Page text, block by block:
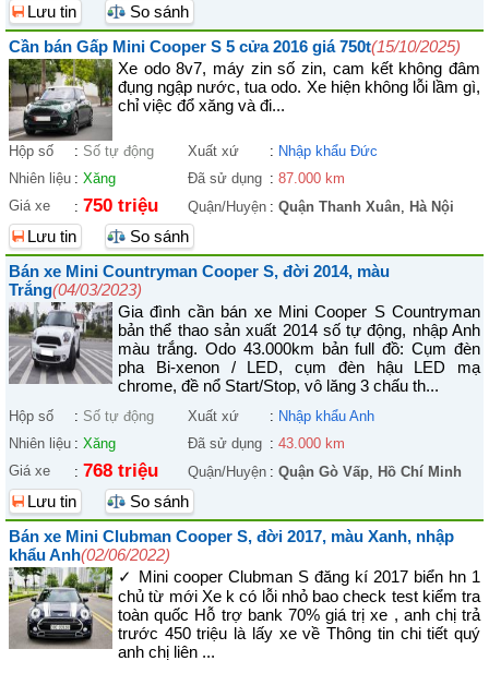
Lưu tin
So sánh
Cần bán Gấp Mini Cooper S 5 cửa 2016 giá 750t(15/10/2025)
Xe odo 8v7, máy zin số zin, cam kết không đâm
đụng ngập nước, tua odo. Xe hiện không lỗi lầm gì,
chỉ việc đổ xăng và đi...
Hộp số : Số tự động Xuất xứ : Nhập khẩu Đức
Nhiên liệu : Xăng Đã sử dụng : 87.000 km
Giá xe
: 750 triệu Quận/Huyện : Quận Thanh Xuân, Hà Nội
Lưu tin
So sánh
Bán xe Mini Countryman Cooper S, đời 2014, màu
Trắng(04/03/2023)
Gia đình cần bán xe Mini Cooper S Countryman
bản thể thao sản xuất 2014 số tự động, nhập Anh
màu trắng. Odo 43.000km bản full đồ: Cụm đèn
pha Bi-xenon / LED, cụm đèn hậu LED mạ
chrome, đề nổ Start/Stop, vô lăng 3 chấu th...
Hộp số : Số tự động Xuất xứ : Nhập khẩu Anh
Nhiên liệu : Xăng Đã sử dụng : 43.000 km
Giá xe
: 768 triệu Quận/Huyện : Quận Gò Vấp, Hồ Chí Minh
Lưu tin
So sánh
Bán xe Mini Clubman Cooper S, đời 2017, màu Xanh, nhập
khẩu Anh(02/06/2022)
✓ Mini cooper Clubman S đăng kí 2017 biển hn 1
chủ từ mới Xe k có lỗi nhỏ bao check test kiểm tra
toàn quốc Hỗ trợ bank 70% giá trị xe , anh chị trả
trước 450 triệu là lấy xe về Thông tin chi tiết quý
anh chị liên ...